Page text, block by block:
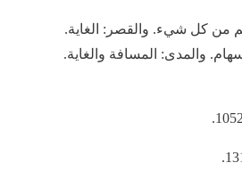
من كل شيء. والقصر: الغاية.
والمدى: المسافة والغاية.